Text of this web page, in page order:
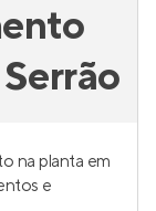
na planta em
e